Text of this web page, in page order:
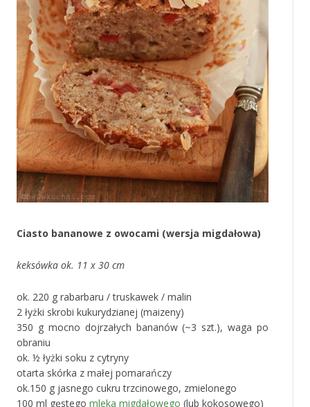
Ciasto bananowe z owocami (wersja migdałowa)
keksówka ok. 11 x 30 cm
ok. 220 g rabarbaru / truskawek / malin
2 łyżki skrobi kukurydzianej (maizeny)
350 g mocno dojrzałych bananów (~3 szt.), waga po
obraniu
ok. ½ łyżki soku z cytryny
otarta skórka z małej pomarańczy
ok.150 g jasnego cukru trzcinowego, zmielonego
100 ml gęstego mleka migdałowego (lub kokosowego)